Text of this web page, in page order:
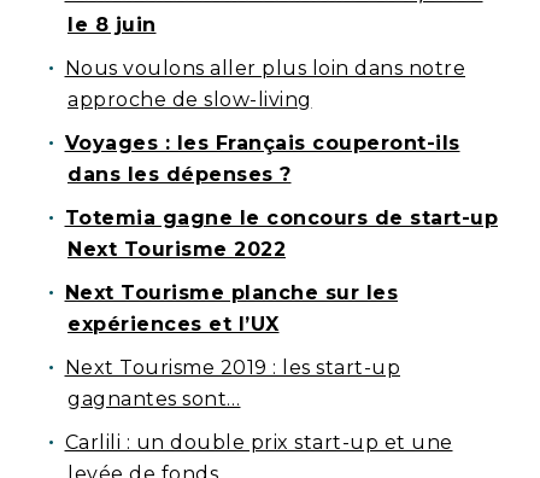
le 8 juin
Nous voulons aller plus loin dans notre
approche de slow-living
Voyages : les Français couperont-ils
dans les dépenses ?
Totemia gagne le concours de start-up
Next Tourisme 2022
Next Tourisme planche sur les
expériences et l’UX
Next Tourisme 2019 : les start-up
gagnantes sont…
Carlili : un double prix start-up et une